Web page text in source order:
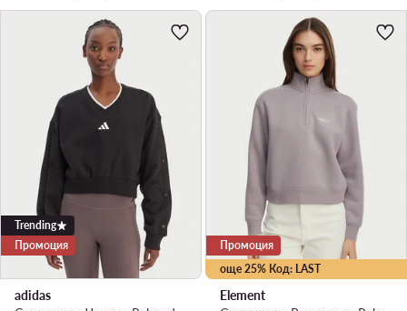
Trending
Промоция
adidas
още 25% Код: LAST
Промоция
Element